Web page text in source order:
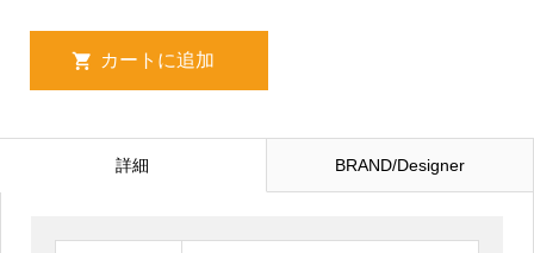
詳細 BRAND/Designer